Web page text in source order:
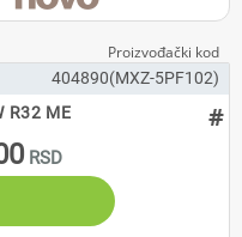
404890(MXZ-5PF102)
R32 ME
#